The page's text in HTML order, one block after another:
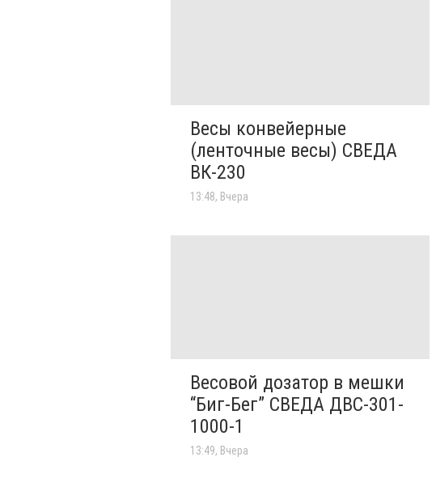
Весы конвейерные
(ленточные весы) СВЕДА
ВК-230
13:48, Вчера
Весовой дозатор в мешки
“Биг-Бег” СВЕДА ДВС-301-
1000-1
13:49, Вчера